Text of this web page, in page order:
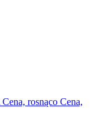
Cena, rosnąco Cena,